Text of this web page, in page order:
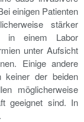
einigen Patienten
stärker
in einem Labor
unter Aufsicht
Einige andere
keiner der beiden
möglicherweise
geeignet sind. In